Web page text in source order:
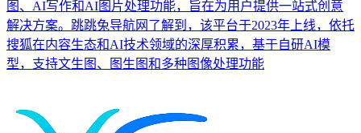
图、AI写作和AI图片处理功能，旨在为用户提供一站式创意
解决方案。跳跳兔导航网了解到，该平台于2023年上线，依托
搜狐在内容生态和AI技术领域的深厚积累，基于自研AI模
型，支持文生图、图生图和多种图像处理功能